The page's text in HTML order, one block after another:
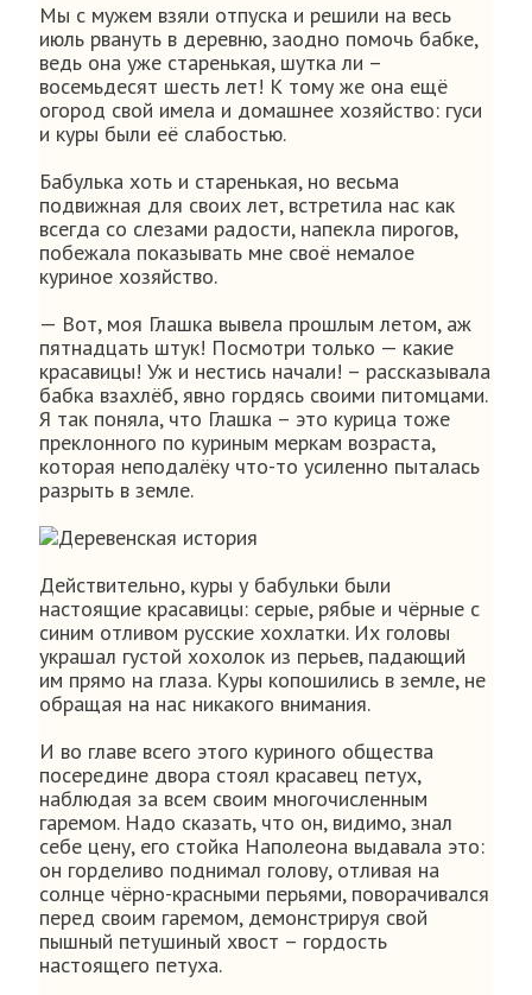
Мы с мужем взяли отпуска и решили на весь
июль рвануть в деревню, заодно помочь бабке,
ведь она уже старенькая, шутка ли –
восемьдесят шесть лет! К тому же она ещё
огород свой имела и домашнее хозяйство: гуси
и куры были её слабостью.
Бабулька хоть и старенькая, но весьма
подвижная для своих лет, встретила нас как
всегда со слезами радости, напекла пирогов,
побежала показывать мне своё немалое
куриное хозяйство.
— Вот, моя Глашка вывела прошлым летом, аж
пятнадцать штук! Посмотри только — какие
красавицы! Уж и нестись начали! – рассказывала
бабка взахлёб, явно гордясь своими питомцами.
Я так поняла, что Глашка – это курица тоже
преклонного по куриным меркам возраста,
которая неподалёку что-то усиленно пыталась
разрыть в земле.
Действительно, куры у бабульки были
настоящие красавицы: серые, рябые и чёрные с
синим отливом русские хохлатки. Их головы
украшал густой хохолок из перьев, падающий
им прямо на глаза. Куры копошились в земле, не
обращая на нас никакого внимания.
И во главе всего этого куриного общества
посередине двора стоял красавец петух,
наблюдая за всем своим многочисленным
гаремом. Надо сказать, что он, видимо, знал
себе цену, его стойка Наполеона выдавала это:
он горделиво поднимал голову, отливая на
солнце чёрно-красными перьями, поворачивался
перед своим гаремом, демонстрируя свой
пышный петушиный хвост – гордость
настоящего петуха.